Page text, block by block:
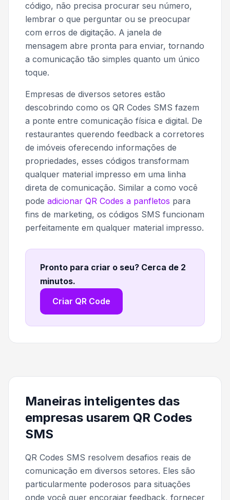
código, não precisa procurar seu número,
lembrar o que perguntar ou se preocupar
com erros de digitação. A janela de
mensagem abre pronta para enviar, tornando
a comunicação tão simples quanto um único
toque.
Empresas de diversos setores estão
descobrindo como os QR Codes SMS fazem
a ponte entre comunicação física e digital. De
restaurantes querendo feedback a corretores
de imóveis oferecendo informações de
propriedades, esses códigos transformam
qualquer material impresso em uma linha
direta de comunicação. Similar a como você
pode adicionar QR Codes a panfletos para
fins de marketing, os códigos SMS funcionam
perfeitamente em qualquer material impresso.
Pronto para criar o seu? Cerca de 2
minutos.
Criar QR Code
Maneiras inteligentes das
empresas usarem QR Codes
SMS
QR Codes SMS resolvem desafios reais de
comunicação em diversos setores. Eles são
particularmente poderosos para situações
onde você quer encorajar feedback, fornecer